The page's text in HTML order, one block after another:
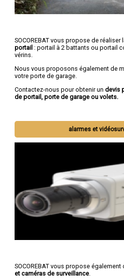
SOCOREBAT vous propose de réaliser
portail : portail à 2 battants ou portail
vérins.
Nous vous proposons également de
votre porte de garage.
Contactez-nous pour obtenir un devis
de portail, porte de garage ou volets.
alarmes et
SOCOREBAT vous propose également
et caméras de surveillance.